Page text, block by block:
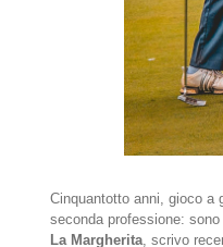
Cinquantotto anni, gioco a
seconda professione:
La Margherita, scrivo